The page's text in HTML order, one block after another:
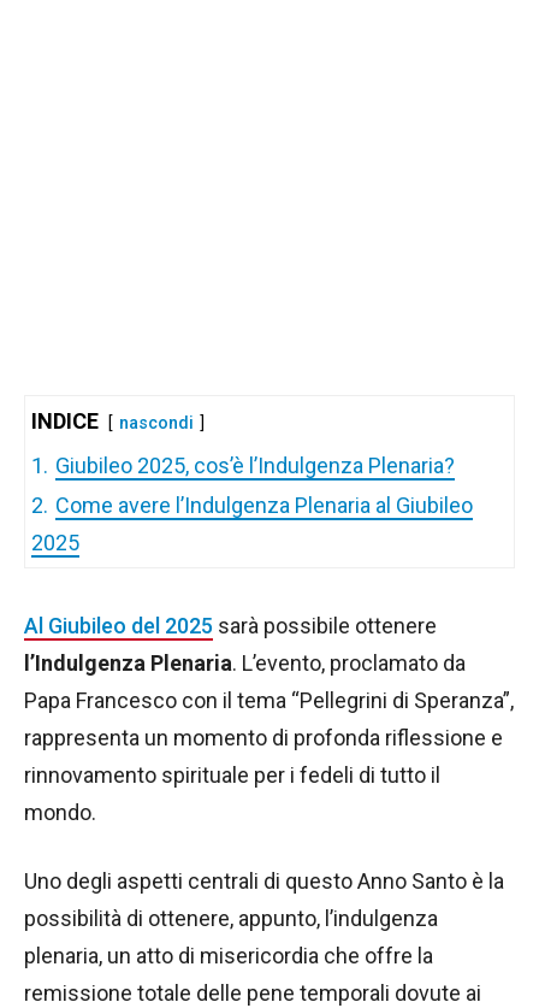
INDICE nascondi
1. Giubileo 2025, cos’è l’Indulgenza Plenaria?
2. Come avere l’Indulgenza Plenaria al Giubileo
2025
Al Giubileo del 2025 sarà possibile ottenere
l’Indulgenza Plenaria. L’evento, proclamato da
Papa Francesco con il tema “Pellegrini di Speranza”,
rappresenta un momento di profonda riflessione e
rinnovamento spirituale per i fedeli di tutto il
mondo.
Uno degli aspetti centrali di questo Anno Santo è la
possibilità di ottenere, appunto, l’indulgenza
plenaria, un atto di misericordia che offre la
remissione totale delle pene temporali dovute ai